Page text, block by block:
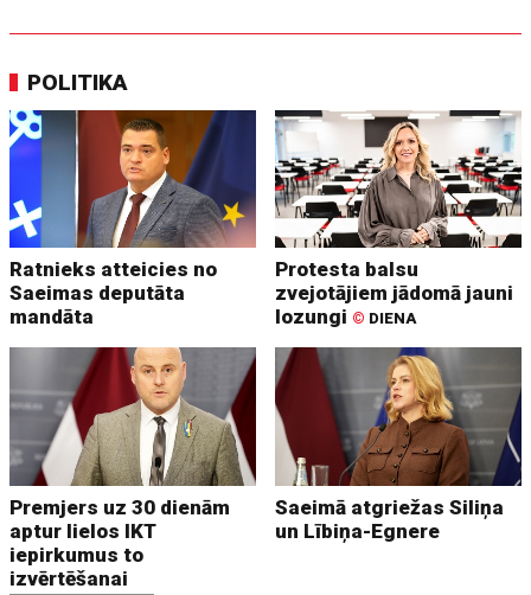
POLITIKA
Ratnieks atteicies no
Saeimas deputāta
mandāta
Protesta balsu
zvejotājiem jādomā jauni
lozungi © DIENA
Premjers uz 30 dienām
aptur lielos IKT
iepirkumus to
izvērtēšanai
Saeimā atgriežas Siliņa
un Lībiņa-Egnere